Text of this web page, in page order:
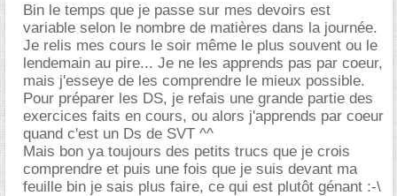
Bin le temps que je passe sur mes devoirs est
variable selon le nombre de matières dans la journée.
Je relis mes cours le soir même le plus souvent ou le
lendemain au pire... Je ne les apprends pas par coeur,
mais j'esseye de les comprendre le mieux possible.
Pour préparer les DS, je refais une grande partie des
exercices faits en cours, ou alors j'apprends par coeur
quand c'est un Ds de SVT ^^
Mais bon ya toujours des petits trucs que je crois
comprendre et puis une fois que je suis devant ma
feuille bin je sais plus faire, ce qui est plutôt génant :-\